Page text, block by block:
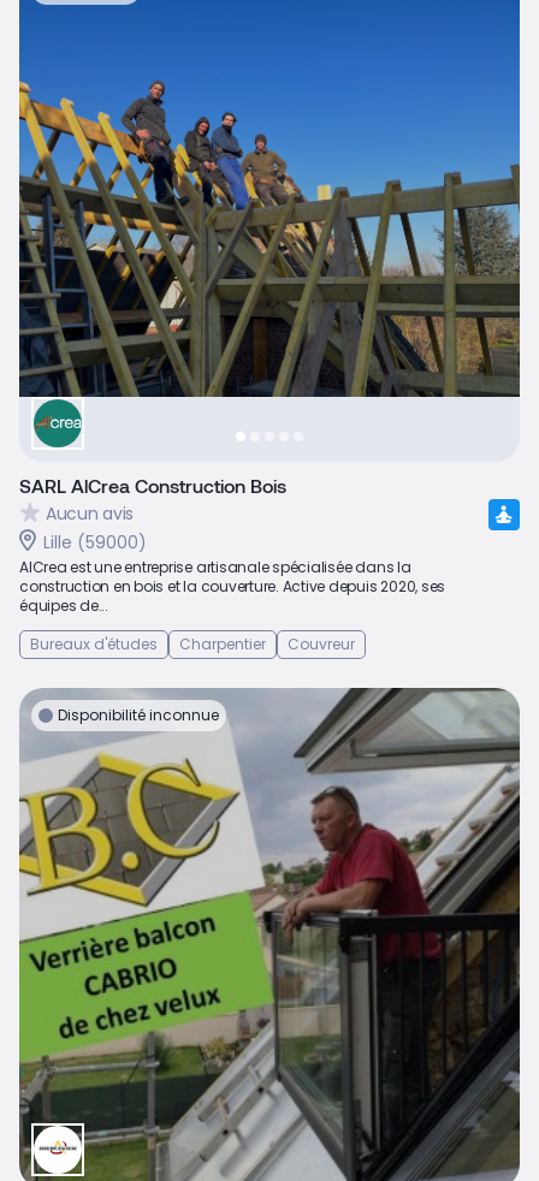
SARL AlCrea Construction Bois
Aucun avis
Lille (59000)
AlCrea est une entreprise artisanale spécialisée dans la
construction en bois et la couverture. Active depuis 2020, ses
équipes de...
Bureaux d'études
Charpentier Couvreur
Disponibilité inconnue